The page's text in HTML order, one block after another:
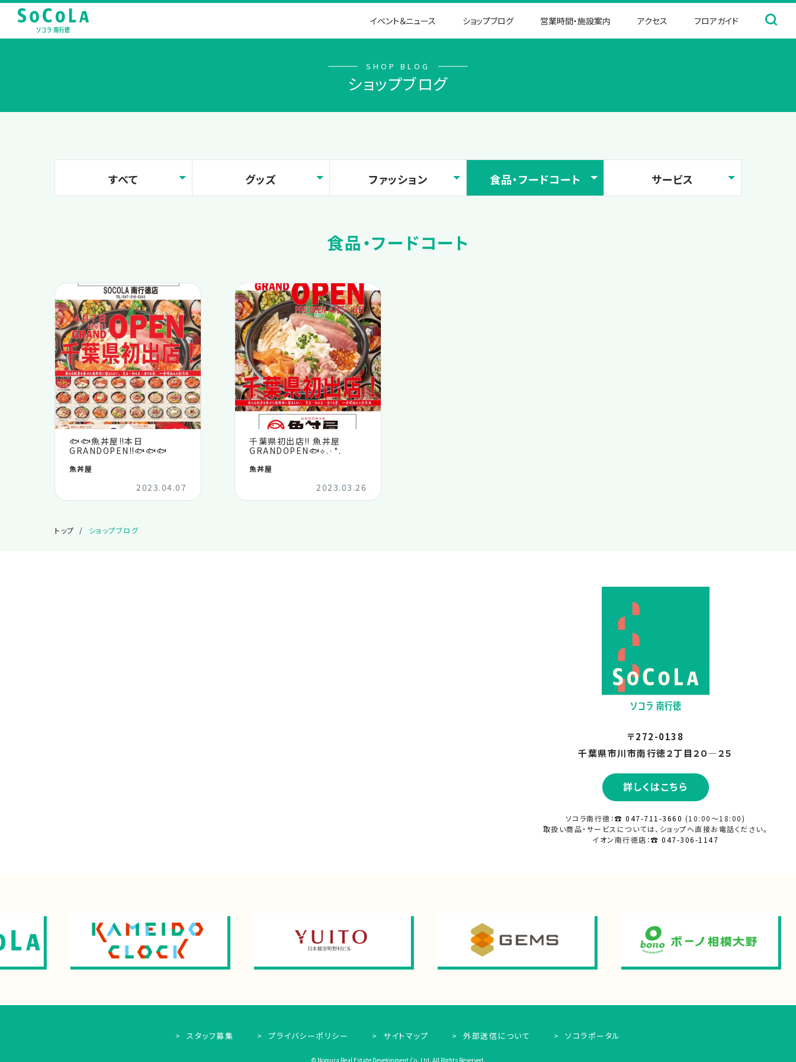
イベント＆ニュース ショップブログ 営業時間・施設案内 アクセス フロアガイド
SHOP BLOG
ショップブログ
すべて グッズ ファッション 食品・フードコート サービス
食品・フードコート
🐟🐟魚丼屋‼️本日
GRANDOPEN‼️🐟🐟🐟
魚丼屋
2023.04.07
千葉県初出店‼️ 魚丼屋
GRANDOPEN🐟⟡.·*.
魚丼屋
2023.03.26
トップ ショップブログ
〒272-0138
千葉県市川市南行徳２丁目２０―２５
詳しくはこちら
ソコラ南行徳：☎ 047-711-3660 (10:00～18:00)
取扱い商品・サービスについては、ショップへ直接お電話ください。
イオン南行徳店：☎ 047-306-1147
スタッフ募集 プライバシーポリシー サイトマップ 外部送信について ソコラポータル
© Nomura Real Estate Development Co.,Ltd. All Rights Reserved.